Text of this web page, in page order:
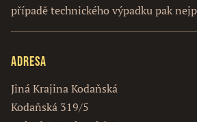
případě technického výpadku pak
Adresa
Jiná Krajina Kodaňská
Kodaňská 319/5